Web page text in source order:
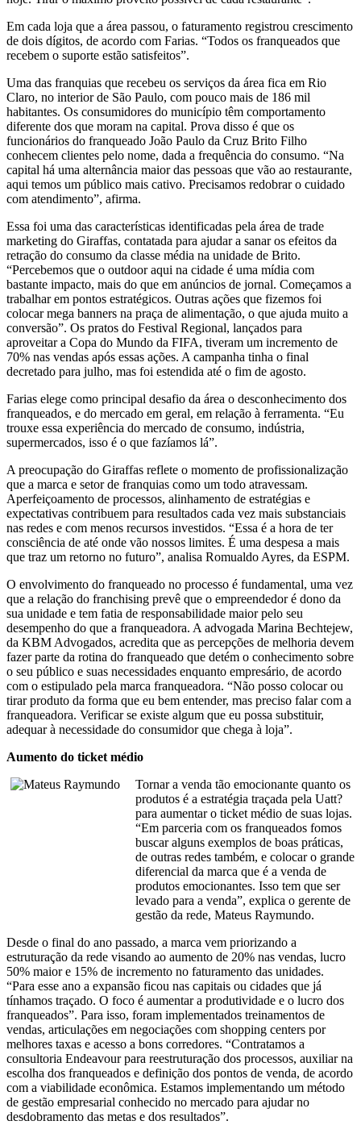
Em cada loja que a área passou, o faturamento registrou crescimento
de dois dígitos, de acordo com Farias. “Todos os franqueados que
recebem o suporte estão satisfeitos”.
Uma das franquias que recebeu os serviços da área fica em Rio
Claro, no interior de São Paulo, com pouco mais de 186 mil
habitantes. Os consumidores do município têm comportamento
diferente dos que moram na capital. Prova disso é que os
funcionários do franqueado João Paulo da Cruz Brito Filho
conhecem clientes pelo nome, dada a frequência do consumo. “Na
capital há uma alternância maior das pessoas que vão ao restaurante,
aqui temos um público mais cativo. Precisamos redobrar o cuidado
com atendimento”, afirma.
Essa foi uma das características identificadas pela área de trade
marketing do Giraffas, contatada para ajudar a sanar os efeitos da
retração do consumo da classe média na unidade de Brito.
“Percebemos que o outdoor aqui na cidade é uma mídia com
bastante impacto, mais do que em anúncios de jornal. Começamos a
trabalhar em pontos estratégicos. Outras ações que fizemos foi
colocar mega banners na praça de alimentação, o que ajuda muito a
conversão”. Os pratos do Festival Regional, lançados para
aproveitar a Copa do Mundo da FIFA, tiveram um incremento de
70% nas vendas após essas ações. A campanha tinha o final
decretado para julho, mas foi estendida até o fim de agosto.
Farias elege como principal desafio da área o desconhecimento dos
franqueados, e do mercado em geral, em relação à ferramenta. “Eu
trouxe essa experiência do mercado de consumo, indústria,
supermercados, isso é o que fazíamos lá”.
A preocupação do Giraffas reflete o momento de profissionalização
que a marca e setor de franquias como um todo atravessam.
Aperfeiçoamento de processos, alinhamento de estratégias e
expectativas contribuem para resultados cada vez mais substanciais
nas redes e com menos recursos investidos. “Essa é a hora de ter
consciência de até onde vão nossos limites. É uma despesa a mais
que traz um retorno no futuro”, analisa Romualdo Ayres, da ESPM.
O envolvimento do franqueado no processo é fundamental, uma vez
que a relação do franchising prevê que o empreendedor é dono da
sua unidade e tem fatia de responsabilidade maior pelo seu
desempenho do que a franqueadora. A advogada Marina Bechtejew,
da KBM Advogados, acredita que as percepções de melhoria devem
fazer parte da rotina do franqueado que detém o conhecimento sobre
o seu público e suas necessidades enquanto empresário, de acordo
com o estipulado pela marca franqueadora. “Não posso colocar ou
tirar produto da forma que eu bem entender, mas preciso falar com a
franqueadora. Verificar se existe algum que eu possa substituir,
adequar à necessidade do consumidor que chega à loja”.
Aumento do ticket médio
Tornar a venda tão emocionante quanto os
produtos é a estratégia traçada pela Uatt?
para aumentar o ticket médio de suas lojas.
“Em parceria com os franqueados fomos
buscar alguns exemplos de boas práticas,
de outras redes também, e colocar o grande
diferencial da marca que é a venda de
produtos emocionantes. Isso tem que ser
levado para a venda”, explica o gerente de
gestão da rede, Mateus Raymundo.
Desde o final do ano passado, a marca vem priorizando a
estruturação da rede visando ao aumento de 20% nas vendas, lucro
50% maior e 15% de incremento no faturamento das unidades.
“Para esse ano a expansão ficou nas capitais ou cidades que já
tínhamos traçado. O foco é aumentar a produtividade e o lucro dos
franqueados”. Para isso, foram implementados treinamentos de
vendas, articulações em negociações com shopping centers por
melhores taxas e acesso a bons corredores. “Contratamos a
consultoria Endeavour para reestruturação dos processos, auxiliar na
escolha dos franqueados e definição dos pontos de venda, de acordo
com a viabilidade econômica. Estamos implementando um método
de gestão empresarial conhecido no mercado para ajudar no
desdobramento das metas e dos resultados”.